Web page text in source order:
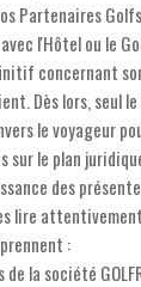
Partenaires
l'Hôtel ou le
concernant
Dès lors, seul
le voyageur
sur le plan
des
lire attentivement
:
la société